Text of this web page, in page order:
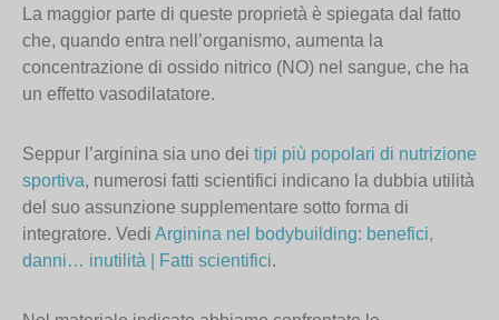
La maggior parte di queste proprietà è spiegata dal fatto
che, quando entra nell’organismo, aumenta la
concentrazione di ossido nitrico (NO) nel sangue, che ha
un effetto vasodilatatore.
Seppur l’arginina sia uno dei tipi più popolari di nutrizione
sportiva, numerosi fatti scientifici indicano la dubbia utilità
del suo assunzione supplementare sotto forma di
integratore. Vedi Arginina nel bodybuilding: benefici,
danni… inutilità | Fatti scientifici.